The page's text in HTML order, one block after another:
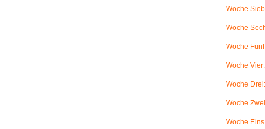
Woche
Woche
Woche
Woche
Woche
Woche
Woche